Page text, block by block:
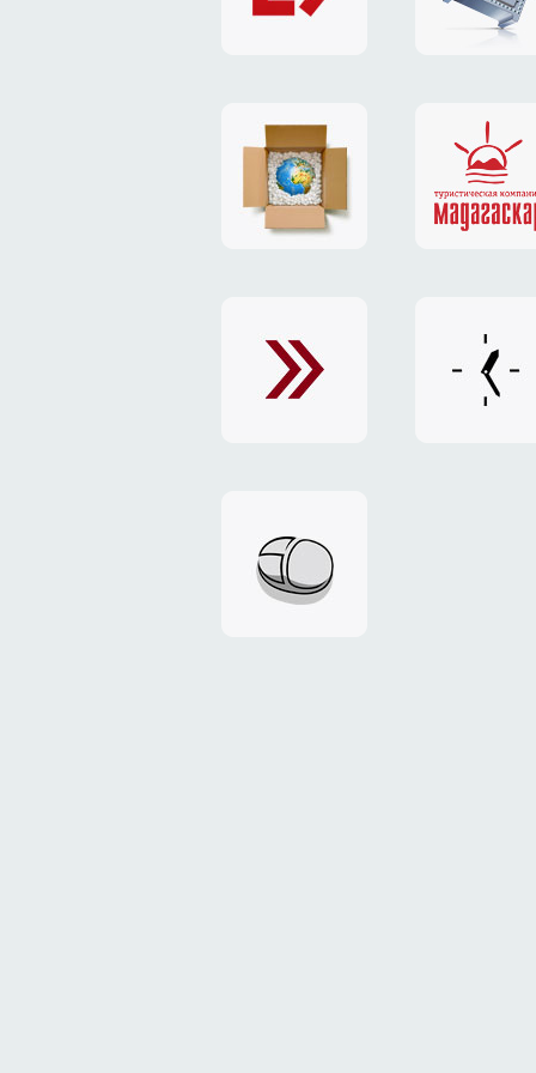
«Exit»
платежная
система
«Limonex»
логотип
сайт
«Exchange»
сайт
ООО
«Сервис